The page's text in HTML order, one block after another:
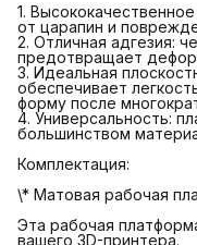
1.
от царапин и
2. Отличная адгезия:
предотвращает
3. Идеальная
обеспечивает
форму после
4. Универсальность:
большинством
Комплектация:
\* Матовая рабочая
Эта рабочая
вашего 3D-принтера.